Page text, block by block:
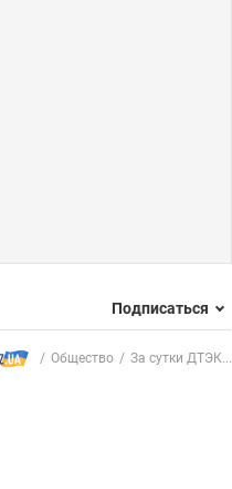
Подписаться
Общество За сутки ДТЭК...